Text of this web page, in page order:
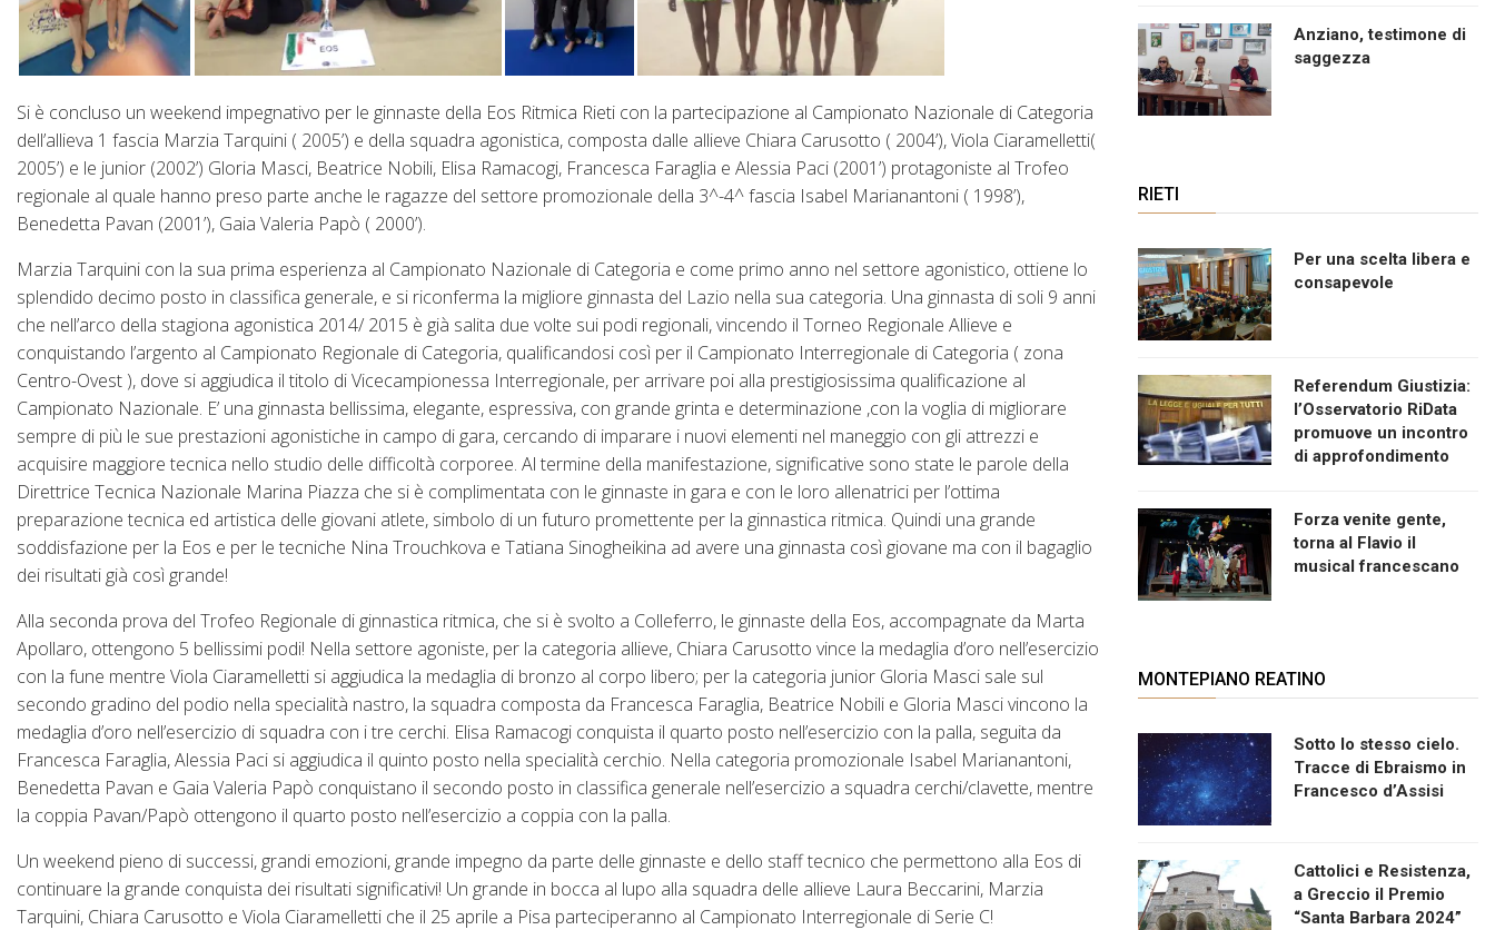
Si è concluso un weekend impegnativo per le ginnaste della Eos Ritmica Rieti con la partecipazione al Campionato Nazionale di Categoria
dell’allieva 1 fascia Marzia Tarquini ( 2005’) e della squadra agonistica, composta dalle allieve Chiara Carusotto ( 2004’), Viola Ciaramelletti(
2005’) e le junior (2002’) Gloria Masci, Beatrice Nobili, Elisa Ramacogi, Francesca Faraglia e Alessia Paci (2001’) protagoniste al Trofeo
regionale al quale hanno preso parte anche le ragazze del settore promozionale della 3^-4^ fascia Isabel Marianantoni ( 1998’),
Benedetta Pavan (2001’), Gaia Valeria Papò ( 2000’).
Marzia Tarquini con la sua prima esperienza al Campionato Nazionale di Categoria e come primo anno nel settore agonistico, ottiene lo
splendido decimo posto in classifica generale, e si riconferma la migliore ginnasta del Lazio nella sua categoria. Una ginnasta di soli 9 anni
che nell’arco della stagiona agonistica 2014/ 2015 è già salita due volte sui podi regionali, vincendo il Torneo Regionale Allieve e
conquistando l’argento al Campionato Regionale di Categoria, qualificandosi così per il Campionato Interregionale di Categoria ( zona
Centro-Ovest ), dove si aggiudica il titolo di Vicecampionessa Interregionale, per arrivare poi alla prestigiosissima qualificazione al
Campionato Nazionale. E’ una ginnasta bellissima, elegante, espressiva, con grande grinta e determinazione ,con la voglia di migliorare
sempre di più le sue prestazioni agonistiche in campo di gara, cercando di imparare i nuovi elementi nel maneggio con gli attrezzi e
acquisire maggiore tecnica nello studio delle difficoltà corporee. Al termine della manifestazione, significative sono state le parole della
Direttrice Tecnica Nazionale Marina Piazza che si è complimentata con le ginnaste in gara e con le loro allenatrici per l’ottima
preparazione tecnica ed artistica delle giovani atlete, simbolo di un futuro promettente per la ginnastica ritmica. Quindi una grande
soddisfazione per la Eos e per le tecniche Nina Trouchkova e Tatiana Sinogheikina ad avere una ginnasta così giovane ma con il bagaglio
dei risultati già così grande!
Alla seconda prova del Trofeo Regionale di ginnastica ritmica, che si è svolto a Colleferro, le ginnaste della Eos, accompagnate da Marta
Apollaro, ottengono 5 bellissimi podi! Nella settore agoniste, per la categoria allieve, Chiara Carusotto vince la medaglia d’oro nell’esercizio
con la fune mentre Viola Ciaramelletti si aggiudica la medaglia di bronzo al corpo libero; per la categoria junior Gloria Masci sale sul
secondo gradino del podio nella specialità nastro, la squadra composta da Francesca Faraglia, Beatrice Nobili e Gloria Masci vincono la
medaglia d’oro nell’esercizio di squadra con i tre cerchi. Elisa Ramacogi conquista il quarto posto nell’esercizio con la palla, seguita da
Francesca Faraglia, Alessia Paci si aggiudica il quinto posto nella specialità cerchio. Nella categoria promozionale Isabel Marianantoni,
Benedetta Pavan e Gaia Valeria Papò conquistano il secondo posto in classifica generale nell’esercizio a squadra cerchi/clavette, mentre
la coppia Pavan/Papò ottengono il quarto posto nell’esercizio a coppia con la palla.
Un weekend pieno di successi, grandi emozioni, grande impegno da parte delle ginnaste e dello staff tecnico che permettono alla Eos di
continuare la grande conquista dei risultati significativi! Un grande in bocca al lupo alla squadra delle allieve Laura Beccarini, Marzia
Tarquini, Chiara Carusotto e Viola Ciaramelletti che il 25 aprile a Pisa parteciperanno al Campionato Interregionale di Serie C!
Anziano, testimone di
saggezza
RIETI
Per una scelta libera e
consapevole
Referendum Giustizia:
l’Osservatorio RiData
promuove un incontro
di approfondimento
Forza venite gente,
torna al Flavio il
musical francescano
MONTEPIANO REATINO
Sotto lo stesso cielo.
Tracce di Ebraismo in
Francesco d’Assisi
Cattolici e Resistenza,
a Greccio il Premio
“Santa Barbara 2024”